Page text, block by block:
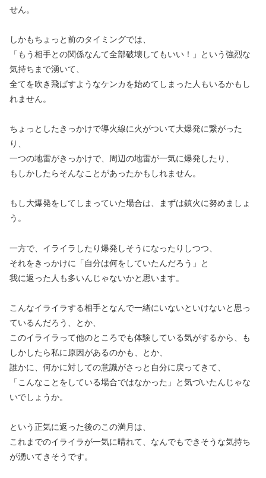
せん。
しかもちょっと前のタイミングでは、
「もう相手との関係なんて全部破壊してもいい！」という強烈な
気持ちまで湧いて、
全てを吹き飛ばすようなケンカを始めてしまった人もいるかもし
れません。
ちょっとしたきっかけで導火線に火がついて大爆発に繋がった
り、
一つの地雷がきっかけで、周辺の地雷が一気に爆発したり、
もしかしたらそんなことがあったかもしれません。
もし大爆発をしてしまっていた場合は、まずは鎮火に努めましょ
う。
一方で、イライラしたり爆発しそうになったりしつつ、
それをきっかけに「自分は何をしていたんだろう」と
我に返った人も多いんじゃないかと思います。
こんなイライラする相手となんで一緒にいないといけないと思っ
ているんだろう、とか、
このイライラって他のところでも体験している気がするから、も
しかしたら私に原因があるのかも、とか、
誰かに、何かに対しての意識がさっと自分に戻ってきて、
「こんなことをしている場合ではなかった」と気づいたんじゃな
いでしょうか。
という正気に返った後のこの満月は、
これまでのイライラが一気に晴れて、なんでもできそうな気持ち
が湧いてきそうです。